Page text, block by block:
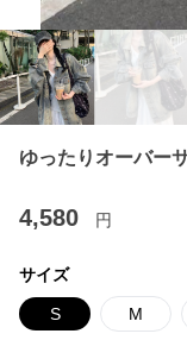
ゆったりオーバー
4,580 円
サイズ
S M